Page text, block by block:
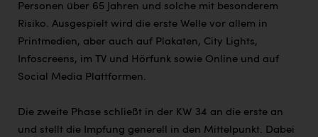
Personen über 65 Jahren und solche mit besonderem
Risiko. Ausgespielt wird die erste Welle vor allem in
Printmedien, aber auch auf Plakaten, City Lights,
Infoscreens, im TV und Hörfunk sowie Online und auf
Social Media Plattformen.
Die zweite Phase schließt in der KW 34 an die erste an
und stellt die Impfung generell in den Mittelpunkt. Dabei